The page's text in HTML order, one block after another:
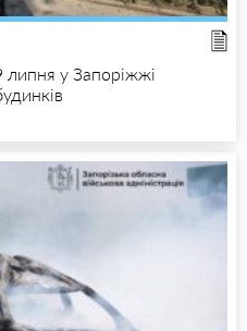
липня у Запоріжжі